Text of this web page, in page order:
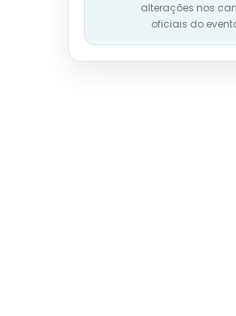
alterações nos
oficiais do